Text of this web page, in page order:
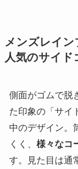
メンズレイン
人気のサイド
側面がゴムで脱
た印象の「サイ
中のデザイン。
くく、 様々なコ
す。見た目は通